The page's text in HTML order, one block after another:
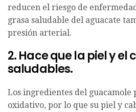
reducen el riesgo de
grasa saludable del aguacate
presión arterial.
2. Hace que la piel y el
saludables.
Los ingredientes del guacamole
oxidativo, por lo que su piel y